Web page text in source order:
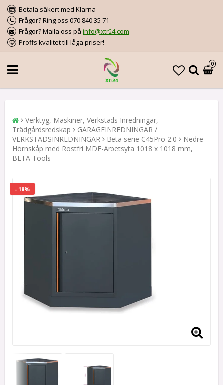
Betala säkert med Klarna
Frågor? Ring oss 070 840 35 71
Frågor? Maila oss på info@xtr24.com
Proffs kvalitet till låga priser!
0
Verktyg, Maskiner, Verkstads Inredningar,
Trädgårdsredskap
GARAGEINREDNINGAR /
VERKSTADSINREDNINGAR
Beta serie C45Pro 2.0
Nedre
Hörnskåp med Rostfri MDF-Arbetsyta 1018 x 1018 mm,
BETA Tools
- 18%